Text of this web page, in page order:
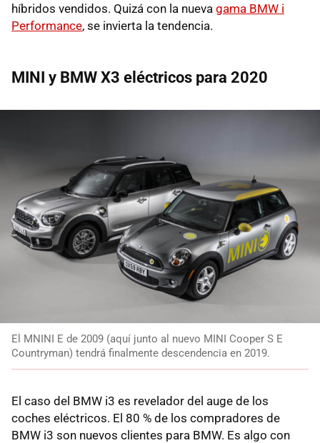
híbridos vendidos. Quizá con la nueva gama BMW i
Performance, se invierta la tendencia.
MINI y BMW X3 eléctricos para 2020
El MNINI E de 2009 (aquí junto al nuevo MINI Cooper S E
Countryman) tendrá finalmente descendencia en 2019.
El caso del BMW i3 es revelador del auge de los
coches eléctricos. El 80 % de los compradores de
BMW i3 son nuevos clientes para BMW. Es algo con